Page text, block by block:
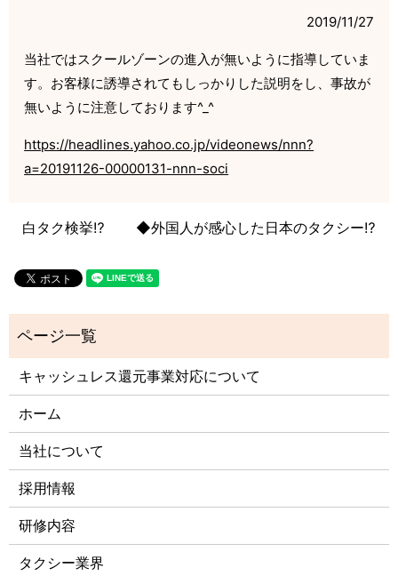
2019/11/27
当社ではスクールゾーンの進入が無いように指導していま
す。お客様に誘導されてもしっかりした説明をし、事故が
無いように注意しております^_^
https://headlines.yahoo.co.jp/videonews/nnn?
a=20191126-00000131-nnn-soci
白タク検挙⁉️ ◆外国人が感心した日本のタクシー⁉️
キャッシュレス還元事業対応について
ホーム
当社について
採用情報
研修内容
タクシー業界